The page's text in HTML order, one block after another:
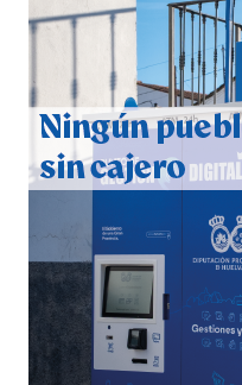
CUARTA CORRIDA
2026
hace 4 días·Huelvatv